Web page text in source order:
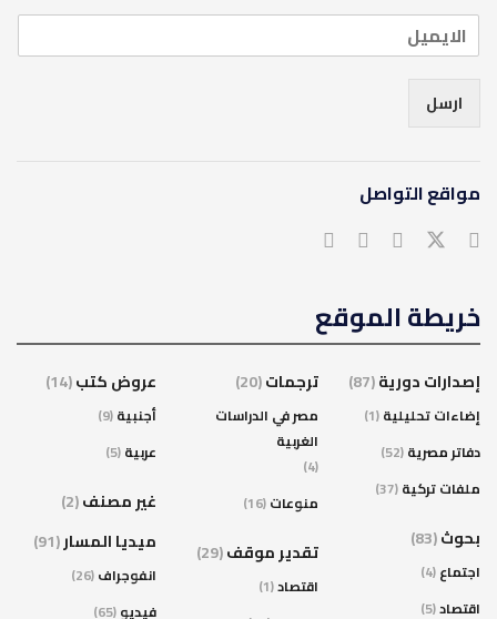
ارسل
مواقع التواصل
خريطة الموقع
إصدارات دورية(87)
إضاءات تحليلية(1)
دفاتر مصرية(52)
ملفات تركية(37)
بحوث(83)
اجتماع(4)
اقتصاد(5)
ترجمات(20)
مصر في الدراسات
الغربية
(4)
منوعات(16)
تقدير موقف(29)
اقتصاد(1)
عروض كتب(14)
أجنبية(9)
عربية(5)
غير مصنف(2)
ميديا المسار(91)
انفوجراف(26)
فيديو(65)